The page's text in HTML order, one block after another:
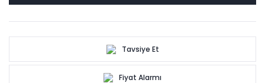
Tavsiye Et
Fiyat Alarmı